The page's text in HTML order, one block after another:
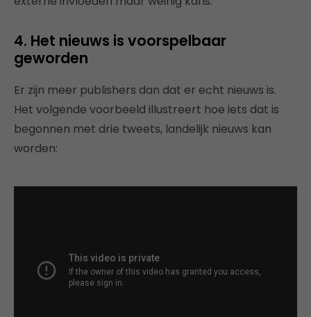
4. Het nieuws is voorspelbaar
geworden
Er zijn meer publishers dan dat er echt nieuws is.
Het volgende voorbeeld illustreert hoe iets dat is
begonnen met drie tweets, landelijk nieuws kan
worden: